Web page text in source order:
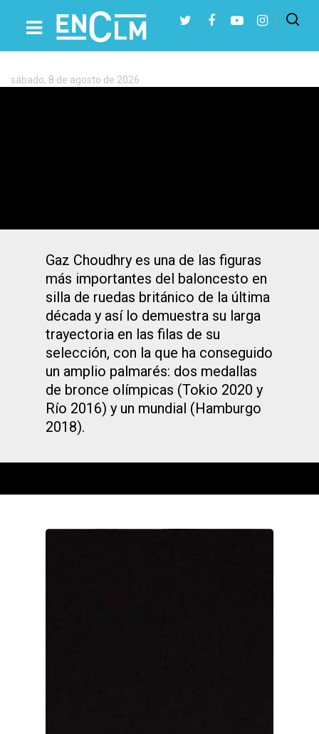
Etiqueta:
BSR
Amiab
Presiona Intro para buscar o ESC para cerrar
sábado, 8 de agosto de 2026
Gaz Choudhry es una de las figuras
más importantes del baloncesto en
silla de ruedas británico de la última
década y así lo demuestra su larga
trayectoria en las filas de su
selección, con la que ha conseguido
un amplio palmarés: dos medallas
de bronce olímpicas (Tokio 2020 y
Río 2016) y un mundial (Hamburgo
2018).